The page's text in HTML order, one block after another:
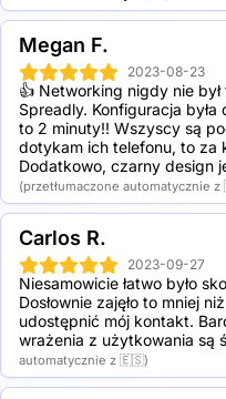
Megan F.
2023-08-23
👍 Networking nigdy nie
Spreadly. Konfiguracja była
to 2 minuty!! Wszyscy są
dotykam ich telefonu, to za
Dodatkowo, czarny design
(przetłumaczone automatycznie
Carlos R.
2023-09-27
Niesamowicie łatwo było
Dosłownie zajęło to mniej
udostępnić mój kontakt.
wrażenia z użytkowania są
automatycznie z 🇪🇸)